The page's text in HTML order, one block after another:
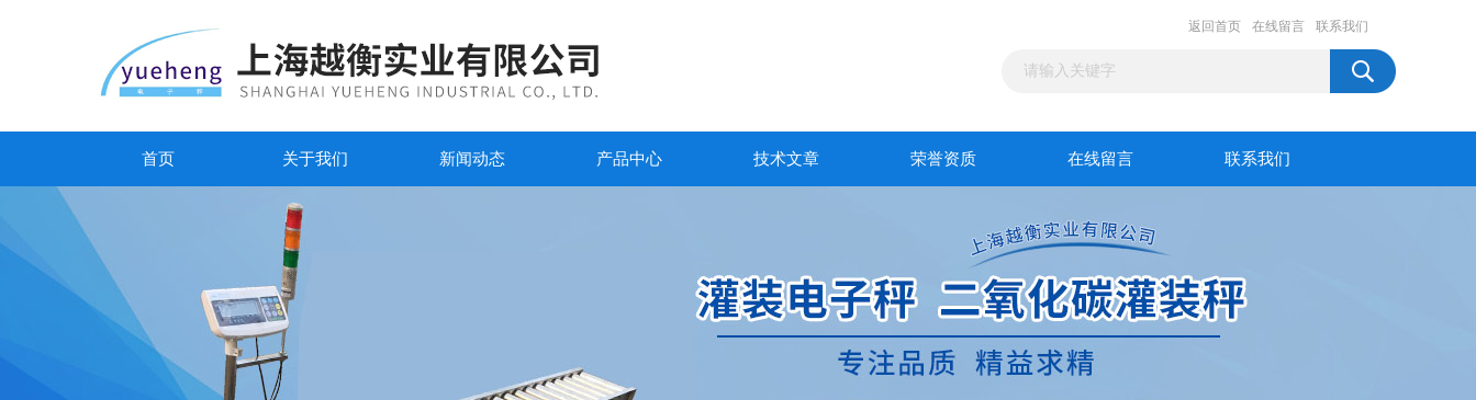
返回首页 在线留言 联系我们
首页 关于我们 新闻动态 产品中心 技术文章 荣誉资质 在线留言 联系我们